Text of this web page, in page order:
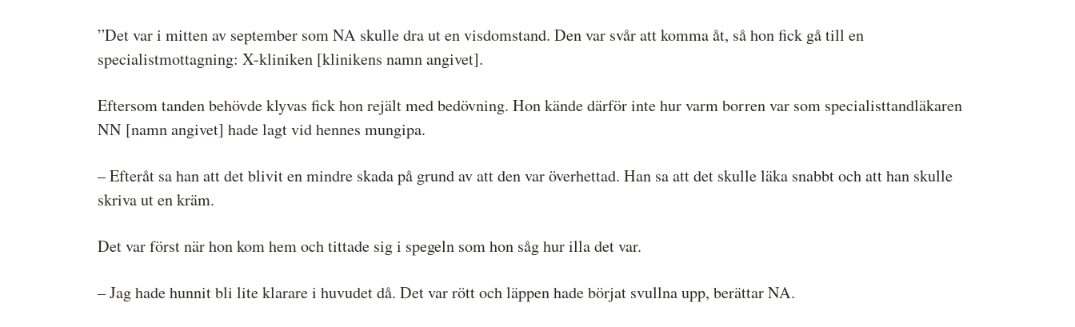
”Det var i mitten av september som NA skulle dra ut en visdomstand. Den var svår att komma åt, så hon fick gå till en
specialistmottagning: X-kliniken [klinikens namn angivet].
Eftersom tanden behövde klyvas fick hon rejält med bedövning. Hon kände därför inte hur varm borren var som specialisttandläkaren
NN [namn angivet] hade lagt vid hennes mungipa.
– Efteråt sa han att det blivit en mindre skada på grund av att den var överhettad. Han sa att det skulle läka snabbt och att han skulle
skriva ut en kräm.
Det var först när hon kom hem och tittade sig i spegeln som hon såg hur illa det var.
– Jag hade hunnit bli lite klarare i huvudet då. Det var rött och läppen hade börjat svullna upp, berättar NA.